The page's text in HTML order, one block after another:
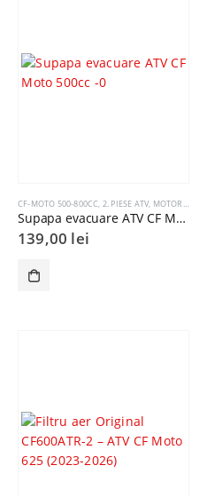
CF-MOTO 500-800CC 2. PIESE ATV MOTOR SI COMPONENTE CF MOTO
Supapa evacuare ATV CF Moto 500cc
139,00 lei